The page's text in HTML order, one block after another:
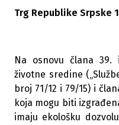
Trg Republike Srpske 1
Na osnovu člana
životne sredine
broj 71/12 i 79/15) i
koja mogu biti
imaju ekološku